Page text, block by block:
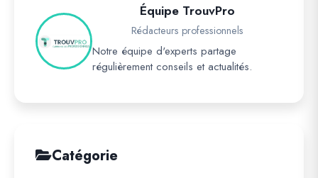
Équipe TrouvPro
Rédacteurs professionnels
Notre équipe d'experts partage
régulièrement conseils et actualités.
Catégorie